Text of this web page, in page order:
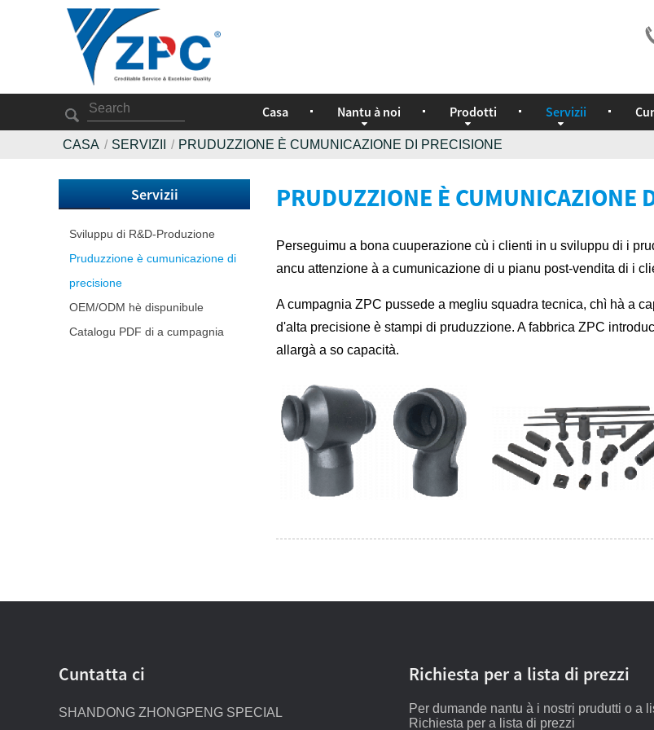
Casa Nantu à noi Prodotti Servizii
CASA SERVIZII PRUDUZZIONE È CUMUNICAZIONE DI PRECISIONE
Servizii
Sviluppu di R&D-Produzione
Pruduzzione è cumunicazione di
precisione
OEM/ODM hè dispunibule
Catalogu PDF di a cumpagnia
PRUDUZZIONE È CUMUNICAZIONE
Perseguimu a bona cuuperazione cù i clienti in u sviluppu di i
ancu attenzione à a cumunicazione di u pianu post-vendita di i
A cumpagnia ZPC pussede a megliu squadra tecnica, chì hà a
d'alta precisione è stampi di pruduzzione. A fabbrica ZPC
allargà a so capacità.
Richiesta per a lista di prezzi
Per dumande nantu à i nostri prudutti o a
Richiesta per a lista di prezzi
Cuntatta ci
SHANDONG ZHONGPENG SPECIAL